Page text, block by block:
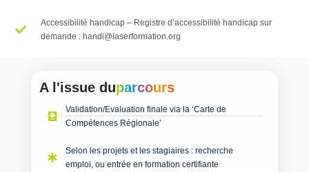
Accessibilité handicap – Registre d’accessibilité handicap sur
demande : handi@laserformation.org
A l'issue duparcours
Validation/Evaluation finale via la ‘Carte de
Compétences Régionale’​
Selon les projets et les stagiaires : recherche
emploi, ou entrée en formation certifiante​